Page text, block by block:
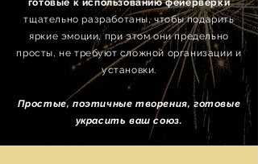
готовые к использованию фейерверки
тщательно разработаны, чтобы подарить
яркие эмоции, при этом они предельно
просты, не требуют сложной организации и
установки.
Простые, поэтичные творения, готовые
украсить ваш союз.